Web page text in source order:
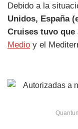
Debido a la
Unidos, España
Cruises tuvo
Medio y el